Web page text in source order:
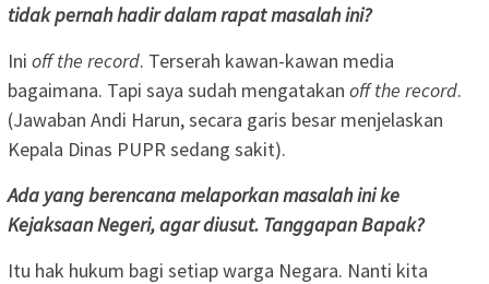
tidak pernah hadir dalam rapat masalah ini?
Ini off the record. Terserah kawan-kawan media
bagaimana. Tapi saya sudah mengatakan off the record.
(Jawaban Andi Harun, secara garis besar menjelaskan
Kepala Dinas PUPR sedang sakit).
Ada yang berencana melaporkan masalah ini ke
Kejaksaan Negeri, agar diusut. Tanggapan Bapak?
Itu hak hukum bagi setiap warga Negara. Nanti kita